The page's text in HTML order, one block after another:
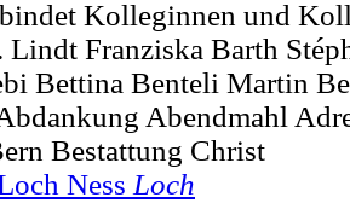
Kolleginnen und
Lindt Franziska Barth
Bettina Benteli Martin
Abendmahl
Bestattung Christ
Ness Loch